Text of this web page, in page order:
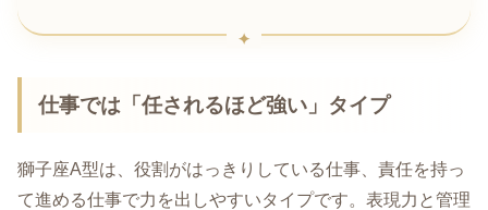
仕事では「任されるほど強い」タイプ
獅子座A型は、役割がはっきりしている仕事、責任を持っ
て進める仕事で力を出しやすいタイプです。表現力と管理